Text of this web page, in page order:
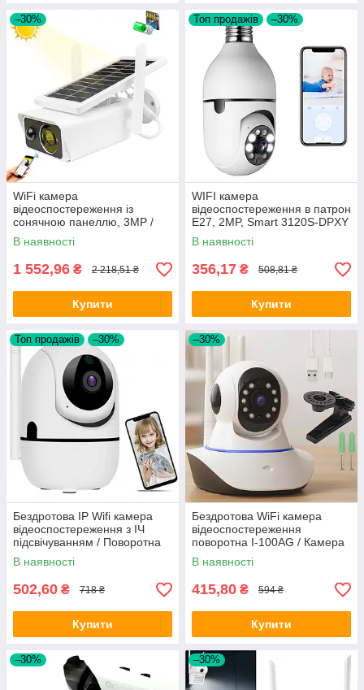
–30%
WiFi камера
відеоспостереження із
сонячною панеллю, 3MP /
Вулична камера
спостереження / Зовнішня
камера
В наявності
1 552,96 ₴ 2 218,51 ₴
Купити
Топ продажів –30%
WIFI камера
відеоспостереження в патрон
Е27, 2MP, Smart 3120S-DPXY
/ Бездротова IP камера
лампочка
В наявності
356,17 ₴ 508,81 ₴
Купити
Топ продажів –30%
Бездротова IP Wifi камера
відеоспостереження з ІЧ
підсвічуванням / Поворотна
камера з датчиком руху
В наявності
502,60 ₴ 718 ₴
Купити
–30%
Бездротова WiFi камера
відеоспостереження
поворотна I-100AG / Камера
з трьома антенами 2,4 та 5
ГГц
В наявності
415,80 ₴ 594 ₴
Купити
–30% –30%